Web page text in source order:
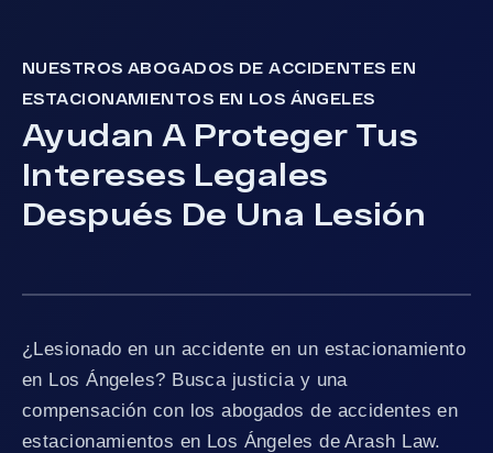
NUESTROS ABOGADOS DE ACCIDENTES EN
ESTACIONAMIENTOS EN LOS ÁNGELES
Ayudan A Proteger Tus
Intereses Legales
Después De Una Lesión
¿Lesionado en un accidente en un estacionamiento
en Los Ángeles? Busca justicia y una
compensación con los abogados de accidentes en
estacionamientos en Los Ángeles de Arash Law.